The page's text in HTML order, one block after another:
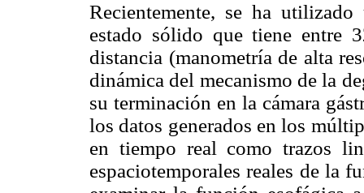
Recientemente, se ha
estado sólido que tiene entre
distancia (manometría de alta
dinámica del mecanismo de la
su terminación en la cámara
los datos generados en los
en tiempo real como trazos
espaciotemporales reales de la